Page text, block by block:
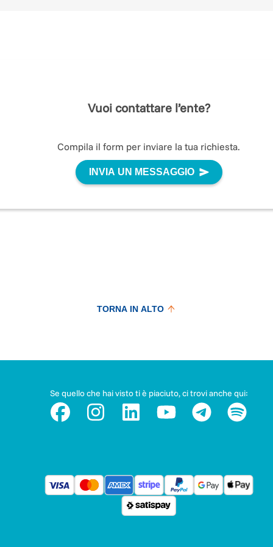
Vuoi contattare l’ente?
Compila il form per inviare la tua richiesta.
INVIA UN MESSAGGIO
TORNA IN ALTO
Se quello che hai visto ti è piaciuto, ci trovi anche qui: